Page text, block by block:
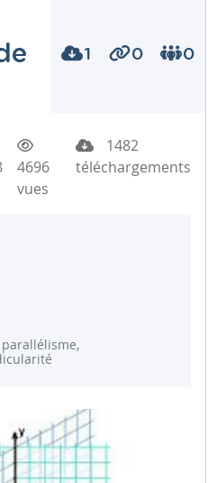
1 0 0
4696
vues
1482
téléchargements